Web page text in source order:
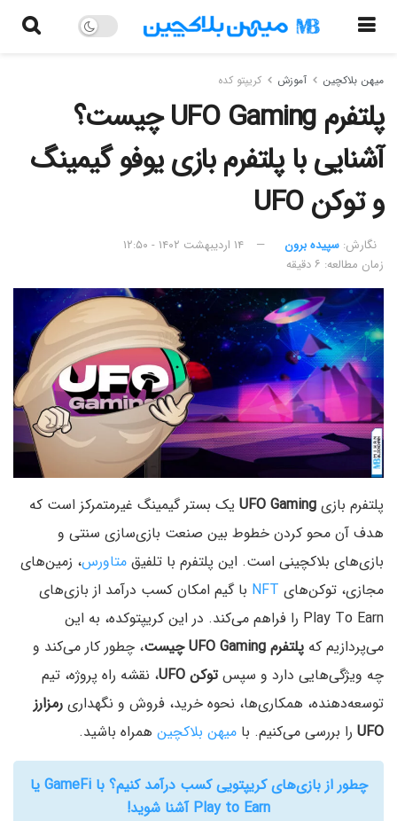
میهن بلاکچین آموزش کریپتو کده
پلتفرم UFO Gaming چیست؟
آشنایی با پلتفرم بازی یوفو گیمینگ
و توکن UFO
نگارش:‌ سپیده برون
۱۴ اردیبهشت ۱۴۰۲ - ۱۲:۵۰
زمان مطالعه: ۶ دقیقه
پلتفرم بازی UFO Gaming یک بستر گیمینگ غیرمتمرکز است که
هدف آن محو کردن خطوط بین صنعت بازی‌سازی سنتی و
بازی‌های بلاکچینی است. این پلتفرم با تلفیق متاورس، زمین‌های
مجازی، توکن‌های NFT با گیم امکان کسب درآمد از بازی‌های
Play To Earn را فراهم می‌کند. در این کریپتوکده، به این
می‌پردازیم که پلتفرم UFO Gaming چیست
، چطور کار می‌کند و
چه ویژگی‌هایی دارد و سپستوکن UFO
، نقشه راه پروژه، تیم
توسعه‌دهنده، همکاری‌ها، نحوه خرید، فروش و نگهداری رمزارز
UFO را بررسی می‌کنیم. با میهن بلاکچین همراه باشید.
چطور از بازی‌های کریپتویی کسب درآمد کنیم؟ با GameFi‌ یا
Play to Earn آشنا شوید!